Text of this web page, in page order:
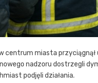
centrum miasta
nadzoru dostrzegli
podjęli działania.